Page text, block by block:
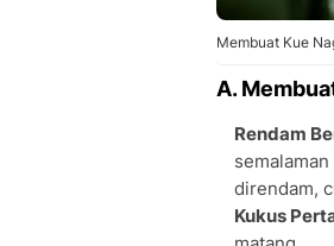
Membuat Kue
A.
Rendam
direndam,
Kukus